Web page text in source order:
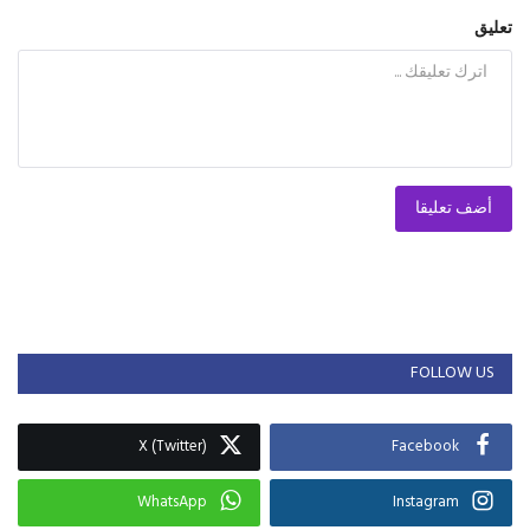
تعليق
أضف تعليقا
FOLLOW US
Facebook
X (Twitter)
Instagram
WhatsApp